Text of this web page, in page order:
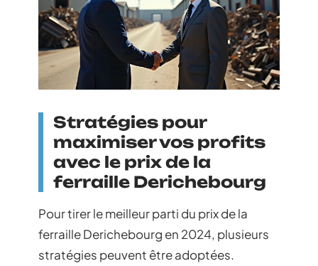
Stratégies pour
maximiser vos profits
avec le prix de la
ferraille Derichebourg
Pour tirer le meilleur parti du prix de la
ferraille Derichebourg en 2024, plusieurs
stratégies peuvent être adoptées.